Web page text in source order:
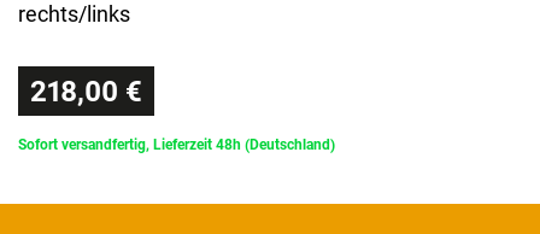
rechts/links
218,00 €
Sofort versandfertig, Lieferzeit 48h (Deutschland)